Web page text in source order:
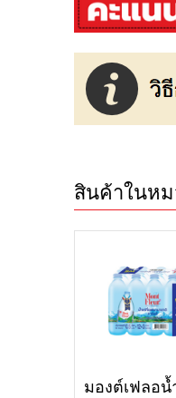
สินค้าในห
มองต์เฟลอน้